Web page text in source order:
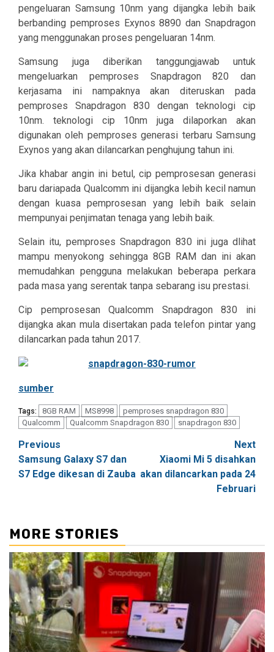
pengeluaran Samsung 10nm yang dijangka lebih baik
berbanding pemproses Exynos 8890 dan Snapdragon
yang menggunakan proses pengeluaran 14nm.
Samsung juga diberikan tanggungjawab untuk
mengeluarkan pemproses Snapdragon 820 dan
kerjasama ini nampaknya akan diteruskan pada
pemproses Snapdragon 830 dengan teknologi cip
10nm. teknologi cip 10nm juga dilaporkan akan
digunakan oleh pemproses generasi terbaru Samsung
Exynos yang akan dilancarkan penghujung tahun ini.
Jika khabar angin ini betul, cip pemprosesan generasi
baru dariapada Qualcomm ini dijangka lebih kecil namun
dengan kuasa pemprosesan yang lebih baik selain
mempunyai penjimatan tenaga yang lebih baik.
Selain itu, pemproses Snapdragon 830 ini juga dlihat
mampu menyokong sehingga 8GB RAM dan ini akan
memudahkan pengguna melakukan beberapa perkara
pada masa yang serentak tanpa sebarang isu prestasi.
Cip pemprosesan Qualcomm Snapdragon 830 ini
dijangka akan mula disertakan pada telefon pintar yang
dilancarkan pada tahun 2017.
sumber
Tags: 8GB RAM MS8998
pemproses snapdragon 830
Qualcomm
Qualcomm Snapdragon 830 snapdragon 830
Post
navigation
Previous
Samsung Galaxy S7 dan
S7 Edge dikesan di Zauba
Next
Xiaomi Mi 5 disahkan
akan dilancarkan pada 24
Februari
MORE STORIES